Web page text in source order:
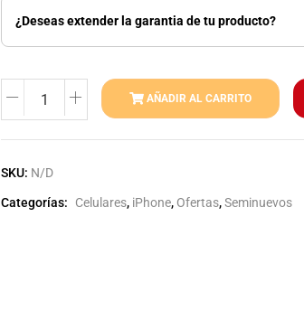
¿Deseas extender la garantia de tu producto?
AÑADIR AL CARRITO
SKU: N/D
Categorías: Celulares, iPhone, Ofertas,Seminuevos